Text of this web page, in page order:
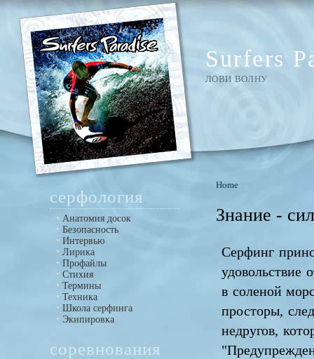
Surfers
ЛОВИ ВОЛНУ
серфология
Анатомия досок
Безопасность
Интервью
Лирика
Профайлы
Стихия
Термины
Техника
Школа серфинга
Экипировка
соревнования
Home
Знание -
Серфинг
удовольствие
в соленой
просторы,
недругов,